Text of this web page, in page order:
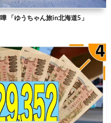
「ゆうちゃん旅in北海道5」